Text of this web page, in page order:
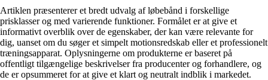
Artiklen præsenterer et bredt udvalg af løbebånd i forskellige
prisklasser og med varierende funktioner. Formålet er at give et
informativt overblik over de egenskaber, der kan være relevante for
dig, uanset om du søger et simpelt motionsredskab eller et professionelt
træningsapparat. Oplysningerne om produkterne er baseret på
offentligt tilgængelige beskrivelser fra producenter og forhandlere, og
de er opsummeret for at give et klart og neutralt indblik i markedet.